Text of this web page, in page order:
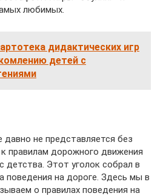
любимых.
дидактических игр
детей с
не представляется без
правилам дорожного движения
детства. Этот уголок собрал в
поведения на дороге. Здесь мы в
о правилах поведения на